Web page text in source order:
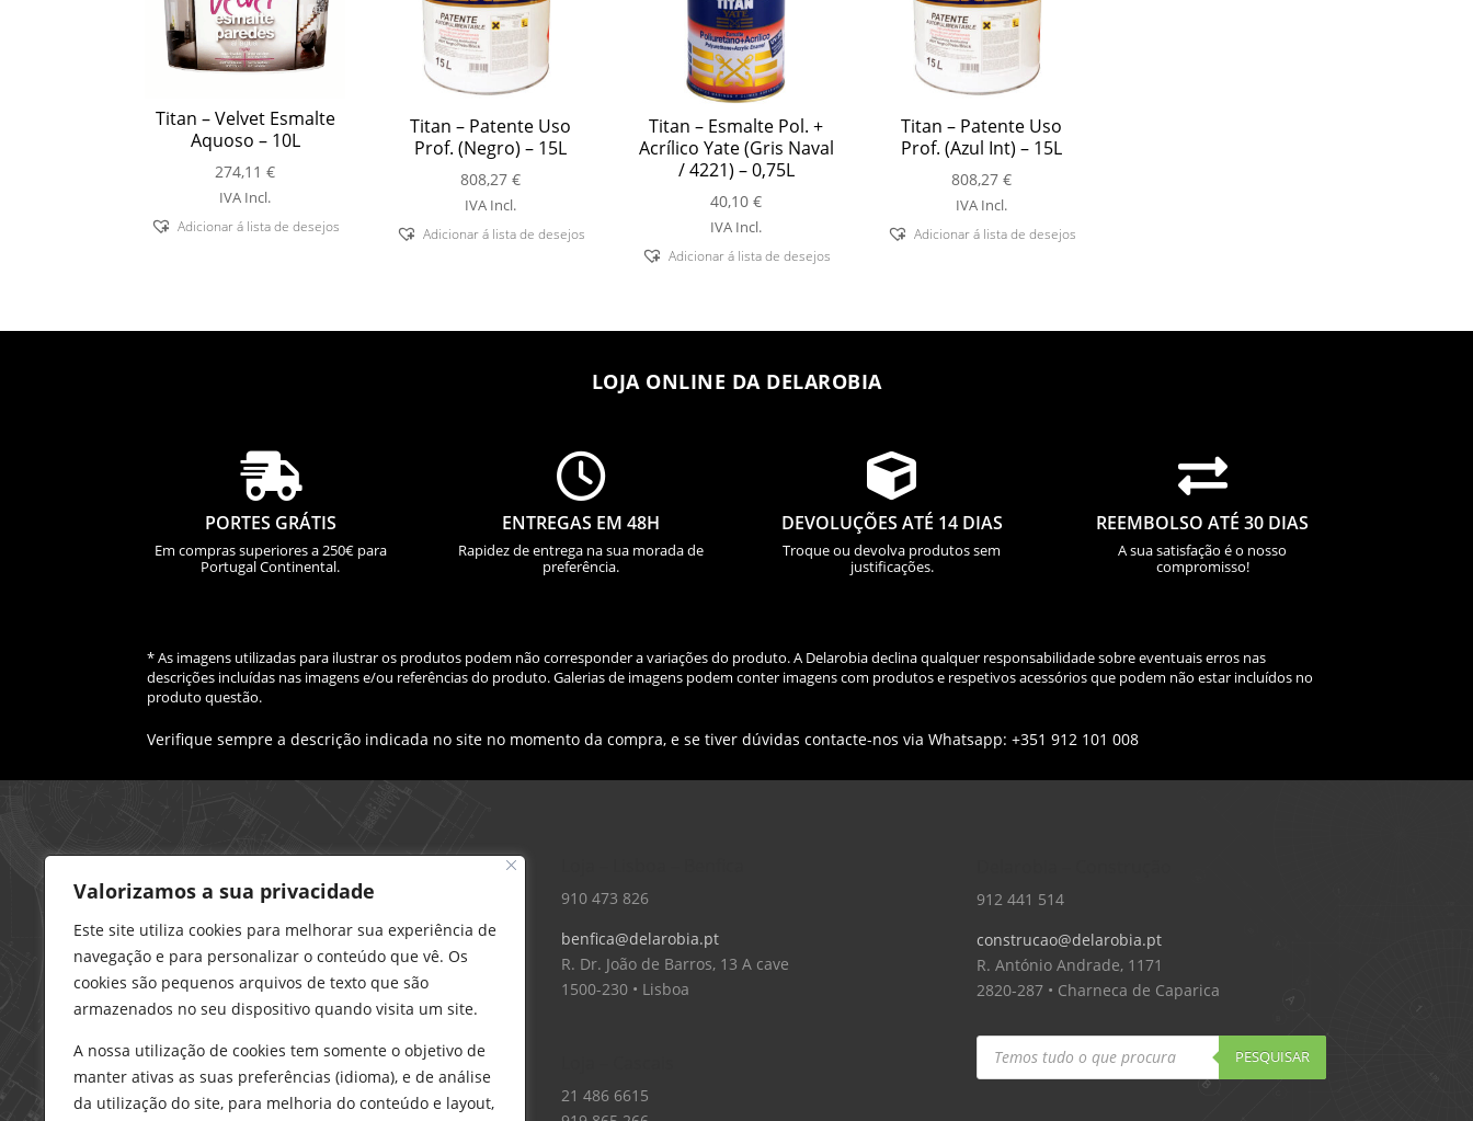
Valorizamos a sua privacidade
Este site utiliza cookies para melhorar sua experiência de
navegação e para personalizar o conteúdo que vê. Os
cookies são pequenos arquivos de texto que são
armazenados no seu dispositivo quando visita um site.
A nossa utilização de cookies tem somente o objetivo de
manter ativas as suas preferências (idioma), e de análise
da utilização do site, para melhoria do conteúdo e layout,
Titan – Velvet Esmalte
Aquoso – 10L
274,11€
IVA Incl.
Adicionar á lista de desejos
Titan – Patente Uso
Prof. (Negro) – 15L
808,27€
IVA Incl.
Adicionar á lista de desejos
Titan – Esmalte Pol. +
Acrílico Yate (Gris Naval
/ 4221) – 0,75L
40,10€
IVA Incl.
Adicionar á lista de desejos
Titan – Patente Uso
Prof. (Azul Int) – 15L
808,27€
IVA Incl.
Adicionar á lista de desejos
LOJA ONLINE DA DELAROBIA

PORTES GRÁTIS
Em compras superiores a 250€ para
Portugal Continental.

ENTREGAS EM 48H
Rapidez de entrega na sua morada de
preferência.

DEVOLUÇÕES ATÉ 14 DIAS
Troque ou devolva produtos sem
justificações.

REEMBOLSO ATÉ 30 DIAS
A sua satisfação é o nosso
compromisso!
* As imagens utilizadas para ilustrar os produtos podem não corresponder a variações do produto. A Delarobia declina qualquer responsabilidade sobre eventuais erros nas
descrições incluídas nas imagens e/ou referências do produto. Galerias de imagens podem conter imagens com produtos e respetivos acessórios que podem não estar incluídos no
produto questão.
Verifique sempre a descrição indicada no site no momento da compra, e se tiver dúvidas contacte-nos via Whatsapp: +351 912 101 008
21 296 0195
912 606 251
charneca@delarobia.pt
R. António Andrade, 1116
2820-287 • Charneca da Caparica
910 473 826
benfica@delarobia.pt
R. Dr. João de Barros, 13 A cave
1500-230 • Lisboa
Loja – Tires
214 453 329
21 486 6615
912 441 514
construcao@delarobia.pt
R. António Andrade, 1171
2820-287 • Charneca de Caparica
Products
search PESQUISAR